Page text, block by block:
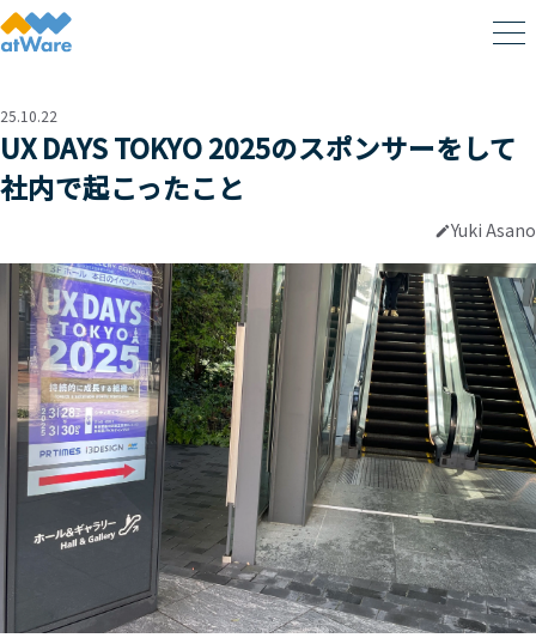
メ
ー
を
開
く
25.10.22
UX DAYS TOKYO 2025のスポンサーをして
社内で起こったこと
Yuki Asano